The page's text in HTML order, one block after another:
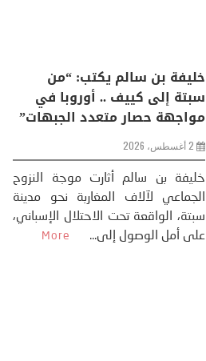
منذر بالضيافي يكتب حول:
التغيرات المناخية: اكثر من
ظاهرة طبيعية .. تحول اجتماعي
وحضاري ( مقاربة
سوسيولوجية )
23 يوليو، 2026
كتب: منذر بالضيافي بدأت قصتي مع
التغييرات المناخية ” المتطرفة”، منذ